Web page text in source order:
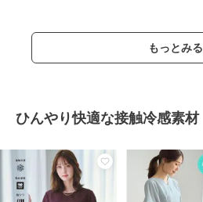
もっとみる
ひんやり快適な接触冷感素材